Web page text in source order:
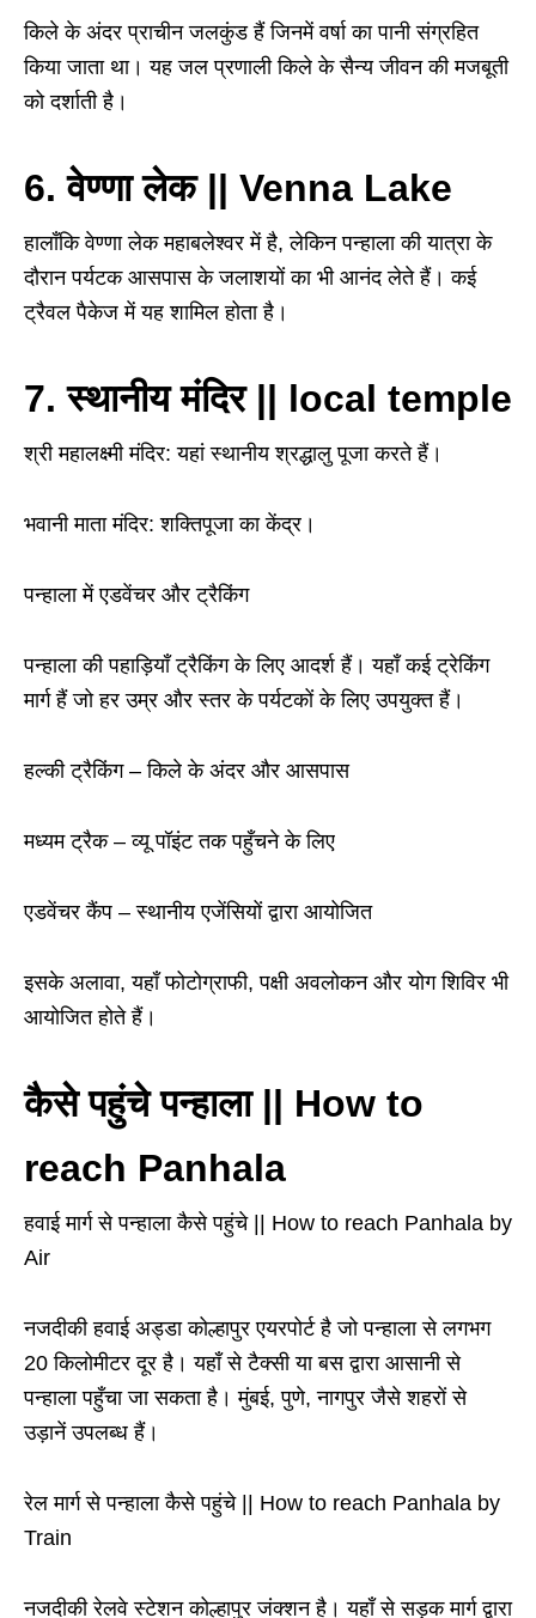
किले के अंदर प्राचीन जलकुंड हैं जिनमें वर्षा का पानी संग्रहित
किया जाता था। यह जल प्रणाली किले के सैन्य जीवन की मजबूती
को दर्शाती है।
6. वेण्णा लेक || Venna Lake
हालाँकि वेण्णा लेक महाबलेश्वर में है, लेकिन पन्हाला की यात्रा के
दौरान पर्यटक आसपास के जलाशयों का भी आनंद लेते हैं। कई
ट्रैवल पैकेज में यह शामिल होता है।
7. स्थानीय मंदिर || local temple
श्री महालक्ष्मी मंदिर: यहां स्थानीय श्रद्धालु पूजा करते हैं।
भवानी माता मंदिर: शक्तिपूजा का केंद्र।
पन्हाला में एडवेंचर और ट्रैकिंग
पन्हाला की पहाड़ियाँ ट्रैकिंग के लिए आदर्श हैं। यहाँ कई ट्रेकिंग
मार्ग हैं जो हर उम्र और स्तर के पर्यटकों के लिए उपयुक्त हैं।
हल्की ट्रैकिंग –किले के अंदर और आसपास
मध्यम ट्रैक –व्यू पॉइंट तक पहुँचने के लिए
एडवेंचर कैंप –स्थानीय एजेंसियों द्वारा आयोजित
इसके अलावा, यहाँ फोटोग्राफी, पक्षी अवलोकन और योग शिविर भी
आयोजित होते हैं।
कैसे पहुंचे पन्हाला || How to
reach Panhala
हवाई मार्ग से पन्हाला कैसे पहुंचे || How to reach Panhala by
Air
नजदीकी हवाई अड्डा कोल्हापुर एयरपोर्ट है जो पन्हाला से लगभग
20 किलोमीटर दूर है। यहाँ से टैक्सी या बस द्वारा आसानी से
पन्हाला पहुँचा जा सकता है। मुंबई, पुणे, नागपुर जैसे शहरों से
उड़ानें उपलब्ध हैं।
रेल मार्गसे पन्हाला कैसे पहुंचे || How to reach Panhala by
Train
नजदीकी रेलवे स्टेशन कोल्हापुर जंक्शन है। यहाँ से सड़क मार्ग द्वारा